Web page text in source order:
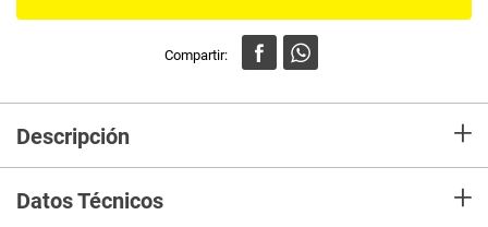
Descripción +
Datos Técnicos +